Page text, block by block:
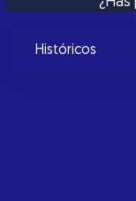
Históricos